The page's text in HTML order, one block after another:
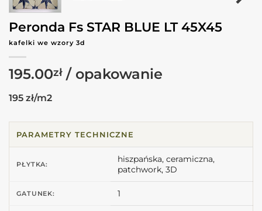
Peronda Fs STAR BLUE LT 45X45
kafelki we wzory 3d
195.00zł
195 zł/m2
PARAMETRY TECHNICZNE
PŁYTKA:
hiszpańska, ceramiczna,
patchwork, 3D
GATUNEK: 1